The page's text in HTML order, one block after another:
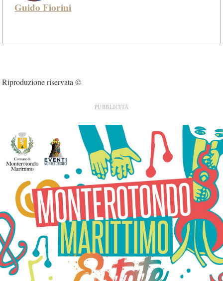
Guido Fiorini
Riproduzione riservata ©
PUBBLICITÀ